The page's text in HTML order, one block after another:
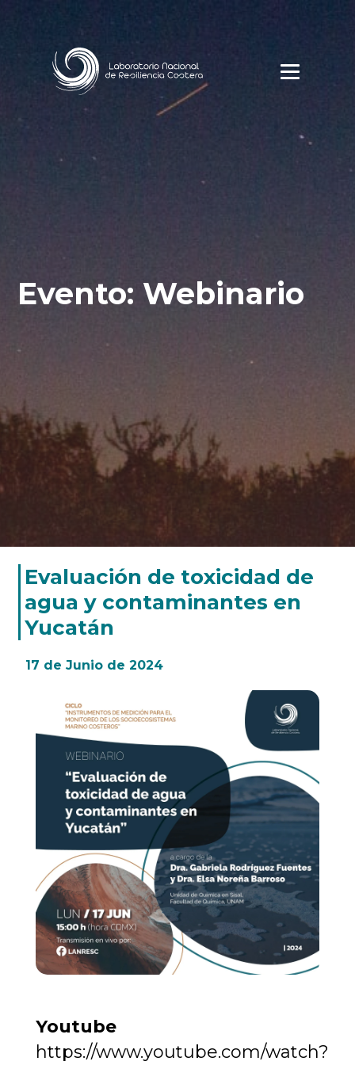
Evento: Webinario
Evaluación de toxicidad de
agua y contaminantes en
Yucatán
17 de Junio de 2024
Youtube
https://www.youtube.com/watch?